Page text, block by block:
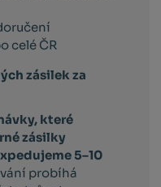
celé ČR
zásilek za
které
zásilky
5–10
probíhá